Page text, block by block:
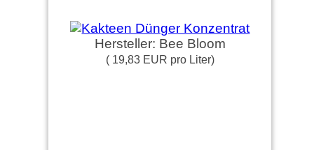
Hersteller: Bee Bloom
( 19,83 EUR pro Liter)